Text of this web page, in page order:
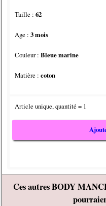
Taille :62
Age :3 mois
Couleur :Bleue marine
Matière :coton
Article unique, quantité = 1
Ces autres BODY